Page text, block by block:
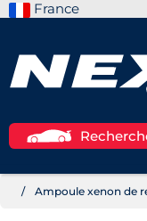
France
Ampoule xenon de